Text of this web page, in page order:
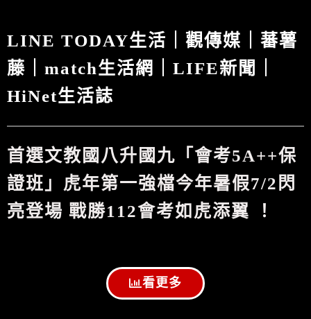
LINE TODAY生活｜觀傳媒｜蕃薯
藤｜match生活網｜LIFE新聞｜
HiNet生活誌
首選文教國八升國九「會考5A++保
證班」 虎年第一強檔今年暑假7/2閃
亮登場 戰勝112會考如虎添翼 ！
看更多